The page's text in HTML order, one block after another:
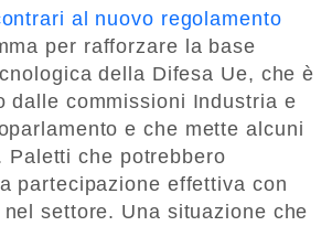
al nuovo regolamento
per rafforzare la base
della Difesa Ue, che è
dalle commissioni Industria e
e che mette alcuni
Paletti che potrebbero
partecipazione effettiva con
settore. Una situazione che